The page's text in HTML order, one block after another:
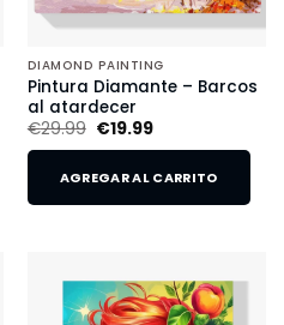
DIAMOND PAINTING
Pintura Diamante – Barcos
al atardecer
€29.99 €19.99
AGREGAR AL CARRITO